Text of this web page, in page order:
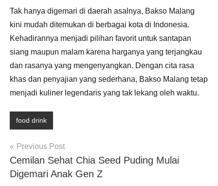
Tak hanya digemari di daerah asalnya, Bakso Malang
kini mudah ditemukan di berbagai kota di Indonesia.
Kehadirannya menjadi pilihan favorit untuk santapan
siang maupun malam karena harganya yang terjangkau
dan rasanya yang mengenyangkan. Dengan cita rasa
khas dan penyajian yang sederhana, Bakso Malang tetap
menjadi kuliner legendaris yang tak lekang oleh waktu.
food drink
Post
navigation
Previous Post
Cemilan Sehat Chia Seed Puding Mulai
Digemari Anak Gen Z